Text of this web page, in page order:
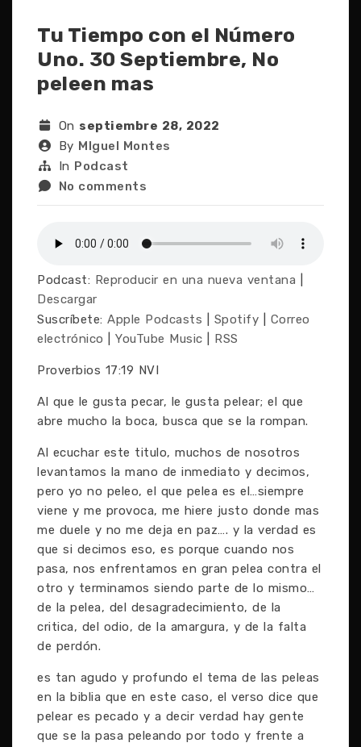
Tu Tiempo con el Número
Uno. 30 Septiembre, No
peleen mas
On septiembre 28, 2022
By MIguel Montes
In Podcast
No comments
Podcast: Reproducir en una nueva ventana
Descargar
Suscríbete: Apple Podcasts Spotify
Correo
electrónico
YouTube Music RSS
Proverbios 17:19 NVI
Al que le gusta pecar, le gusta pelear; el que
abre mucho la boca, busca que se la rompan.
Al ecuchar este titulo, muchos de nosotros
levantamos la mano de inmediato y decimos,
pero yo no peleo, el que pelea es el…siempre
viene y me provoca, me hiere justo donde mas
me duele y no me deja en paz…. y la verdad es
que si decimos eso, es porque cuando nos
pasa, nos enfrentamos en gran pelea contra el
otro y terminamos siendo parte de lo mismo…
de la pelea, del desagradecimiento, de la
critica, del odio, de la amargura, y de la falta
de perdón.
es tan agudo y profundo el tema de las peleas
en la biblia que en este caso, el verso dice que
pelear es pecado y a decir verdad hay gente
que se la pasa peleando por todo y frente a